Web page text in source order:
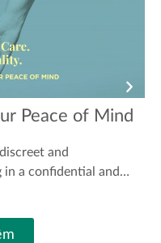
Peace of Mind
and
in a confidential and